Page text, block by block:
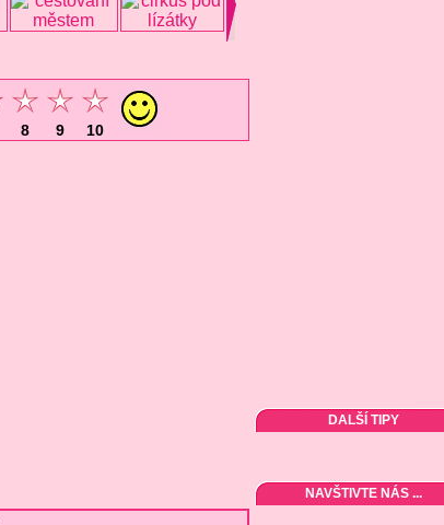
8 9 10
DALŠÍ TIPY
NAVŠTIVTE NÁS ...